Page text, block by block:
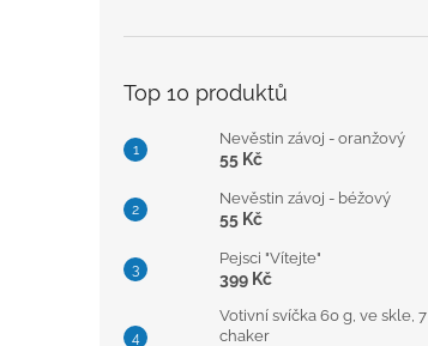
Top 10 produktů
Nevěstin závoj - oranžový
55 Kč
Nevěstin závoj - béžový
55 Kč
Pejsci "Vítejte"
399 Kč
Votivní svíčka 60 g, ve skle, 7
chaker